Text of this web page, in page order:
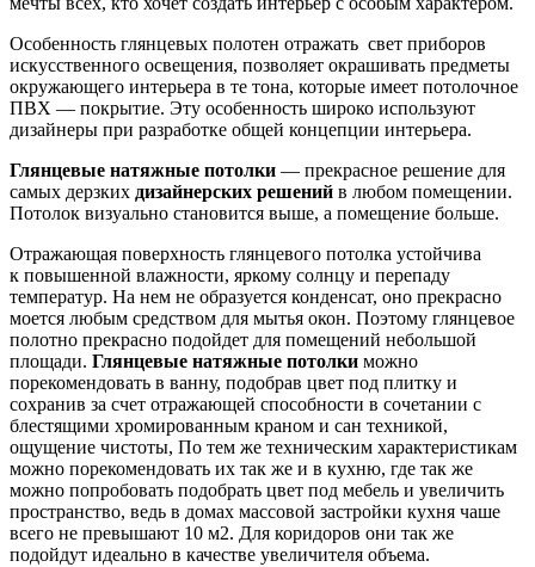
Особенность глянцевых полотен отражать свет приборов
искусственного освещения, позволяет окрашивать предметы
окружающего интерьера в те тона, которые имеет потолочное
ПВХ — покрытие. Эту особенность широко используют
дизайнеры при разработке общей концепции интерьера.
Глянцевые натяжные потолки — прекрасное решение для
самых дерзких дизайнерских решений в любом помещении.
Потолок визуально становится выше, а помещение больше.
Отражающая поверхность глянцевого потолка устойчива
к повышенной влажности, яркому солнцу и перепаду
температур. На нем не образуется конденсат, оно прекрасно
моется любым средством для мытья окон. Поэтому глянцевое
полотно прекрасно подойдет для помещений небольшой
площади. Глянцевые натяжные потолки можно
порекомендовать в ванну, подобрав цвет под плитку и
сохранив за счет отражающей способности в сочетании с
блестящими хромированным краном и сан техникой,
ощущение чистоты, По тем же техническим характеристикам
можно порекомендовать их так же и в кухню, где так же
можно попробовать подобрать цвет под мебель и увеличить
пространство, ведь в домах массовой застройки кухня чаше
всего не превышают 10 м2. Для коридоров они так же
подойдут идеально в качестве увеличителя объема.